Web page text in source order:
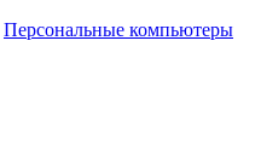
Персональные компьютеры